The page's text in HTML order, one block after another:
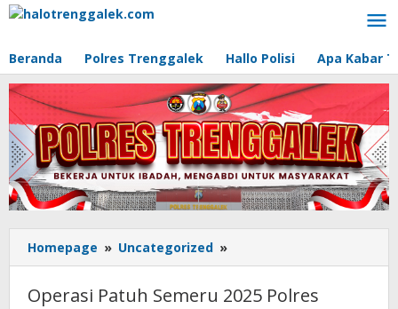
Lewati
Beranda Polres Trenggalek Hallo Polisi Apa Kabar
Homepage » Uncategorized »
Patuh
2025
Operasi Patuh Semeru 2025 Polres